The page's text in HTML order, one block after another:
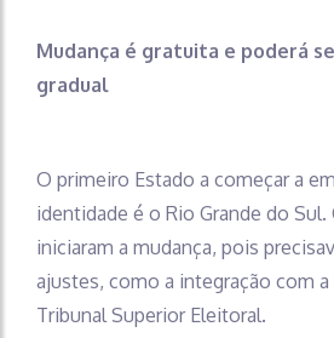
Mudança é gratuita e poderá
gradual
O primeiro Estado a começar a
identidade é o Rio Grande do Sul.
iniciaram a mudança, pois
ajustes, como a integração com a
Tribunal Superior Eleitoral.